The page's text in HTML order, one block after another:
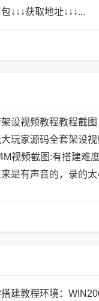
↓↓↓获取地址↓↓↓...
设视频教程教程截
玩家源码全套架设
视频截图:有搭建难度
是有声音的，录的
建教程环境：